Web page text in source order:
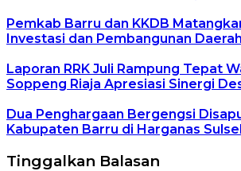
Pemkab Barru dan KKDB
Investasi dan Pembangunan Daerah
Laporan RRK Juli Rampung Tepat
Soppeng Riaja Apresiasi Sinergi
Dua Penghargaan Bergengsi
Kabupaten Barru di Harganas Sulsel
Tinggalkan Balasan